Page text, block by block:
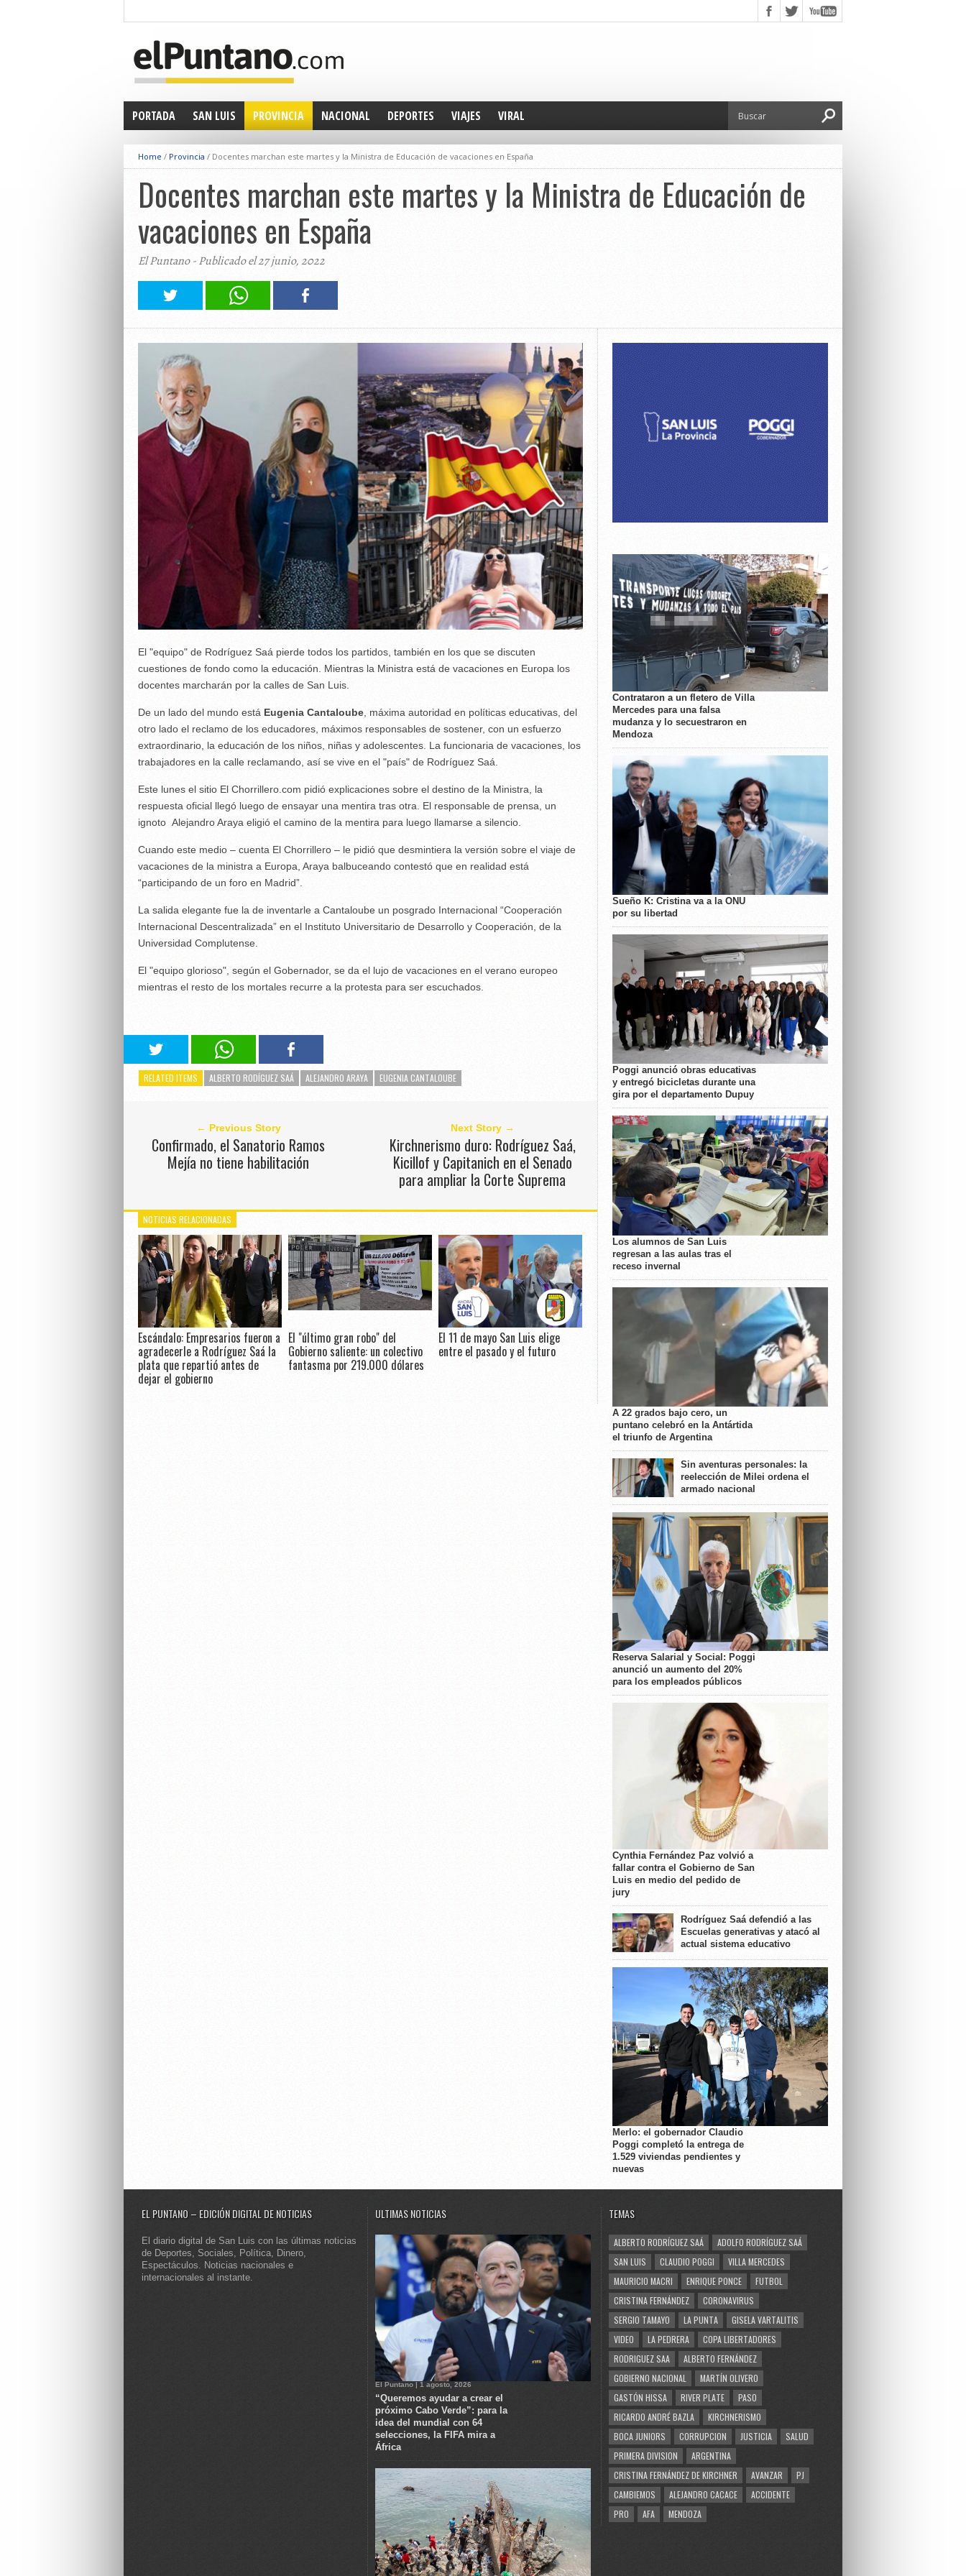
PORTADA SAN LUIS PROVINCIA NACIONAL DEPORTES VIAJES VIRAL
Home / Provincia / Docentes marchan este martes y la Ministra de Educación de vacaciones en España
Docentes marchan este martes y la Ministra de Educación de
vacaciones en España
El Puntano - Publicado el 27 junio, 2022
El "equipo" de Rodríguez Saá pierde todos los partidos, también en los que se discuten
cuestiones de fondo como la educación. Mientras la Ministra está de vacaciones en Europa los
docentes marcharán por la calles de San Luis.
De un lado del mundo está Eugenia Cantaloube, máxima autoridad en políticas educativas, del
otro lado el reclamo de los educadores, máximos responsables de sostener, con un esfuerzo
extraordinario, la educación de los niños, niñas y adolescentes. La funcionaria de vacaciones, los
trabajadores en la calle reclamando, así se vive en el "país" de Rodríguez Saá.
Este lunes el sitio El Chorrillero.com pidió explicaciones sobre el destino de la Ministra, la
respuesta oficial llegó luego de ensayar una mentira tras otra. El responsable de prensa, un
ignoto Alejandro Araya eligió el camino de la mentira para luego llamarse a silencio.
Cuando este medio – cuenta El Chorrillero – le pidió que desmintiera la versión sobre el viaje de
vacaciones de la ministra a Europa, Araya balbuceando contestó que en realidad está
“participando de un foro en Madrid”.
La salida elegante fue la de inventarle a Cantaloube un posgrado Internacional “Cooperación
Internacional Descentralizada” en el Instituto Universitario de Desarrollo y Cooperación, de la
Universidad Complutense.
El "equipo glorioso", según el Gobernador, se da el lujo de vacaciones en el verano europeo
mientras el resto de los mortales recurre a la protesta para ser escuchados.
RELATED ITEMS ALBERTO RODÍGUEZ SAÁ ALEJANDRO ARAYA EUGENIA CANTALOUBE
← Previous Story
Confirmado, el Sanatorio Ramos
Mejía no tiene habilitación
Next Story →
Kirchnerismo duro: Rodríguez Saá,
Kicillof y Capitanich en el Senado
para ampliar la Corte Suprema
NOTICIAS RELACIONADAS
Escándalo: Empresarios fueron a
agradecerle a Rodríguez Saá la
plata que repartió antes de
dejar el gobierno
El "último gran robo" del
Gobierno saliente: un colectivo
fantasma por 219.000 dólares
El 11 de mayo San Luis elige
entre el pasado y el futuro
Contrataron a un fletero de Villa
Mercedes para una falsa
mudanza y lo secuestraron en
Mendoza
Sueño K: Cristina va a la ONU
por su libertad
Poggi anunció obras educativas
y entregó bicicletas durante una
gira por el departamento Dupuy
Los alumnos de San Luis
regresan a las aulas tras el
receso invernal
A 22 grados bajo cero, un
puntano celebró en la Antártida
el triunfo de Argentina
Sin aventuras personales: la
reelección de Milei ordena el
armado nacional
Reserva Salarial y Social: Poggi
anunció un aumento del 20%
para los empleados públicos
Cynthia Fernández Paz volvió a
fallar contra el Gobierno de San
Luis en medio del pedido de
jury
Rodríguez Saá defendió a las
Escuelas generativas y atacó al
actual sistema educativo
Merlo: el gobernador Claudio
Poggi completó la entrega de
1.529 viviendas pendientes y
nuevas
EL PUNTANO – EDICIÓN DIGITAL DE NOTICIAS
El diario digital de San Luis con las últimas noticias
de Deportes, Sociales, Política, Dinero,
Espectáculos. Noticias nacionales e
internacionales al instante.
ULTIMAS NOTICIAS
El Puntano | 1 agosto, 2026
“Queremos ayudar a crear el
próximo Cabo Verde”: para la
idea del mundial con 64
selecciones, la FIFA mira a
África
TEMAS
ALBERTO RODRÍGUEZ SAÁ
ADOLFO RODRÍGUEZ SAÁ
SAN LUIS
CLAUDIO POGGI
VILLA MERCEDES
MAURICIO MACRI
ENRIQUE PONCE
FUTBOL
CRISTINA FERNÁNDEZ
CORONAVIRUS
SERGIO TAMAYO
LA PUNTA
GISELA VARTALITIS
VIDEO
LA PEDRERA
COPA LIBERTADORES
RODRIGUEZ SAA
ALBERTO FERNÁNDEZ
GOBIERNO NACIONAL
MARTÍN OLIVERO
GASTÓN HISSA
RIVER PLATE
PASO
RICARDO ANDRÉ BAZLA
KIRCHNERISMO
BOCA JUNIORS
CORRUPCION JUSTICIA
SALUD
PRIMERA DIVISION
ARGENTINA
CRISTINA FERNÁNDEZ DE KIRCHNER
AVANZAR
PJ
CAMBIEMOS
ALEJANDRO CACACE
ACCIDENTE
PRO
AFA MENDOZA